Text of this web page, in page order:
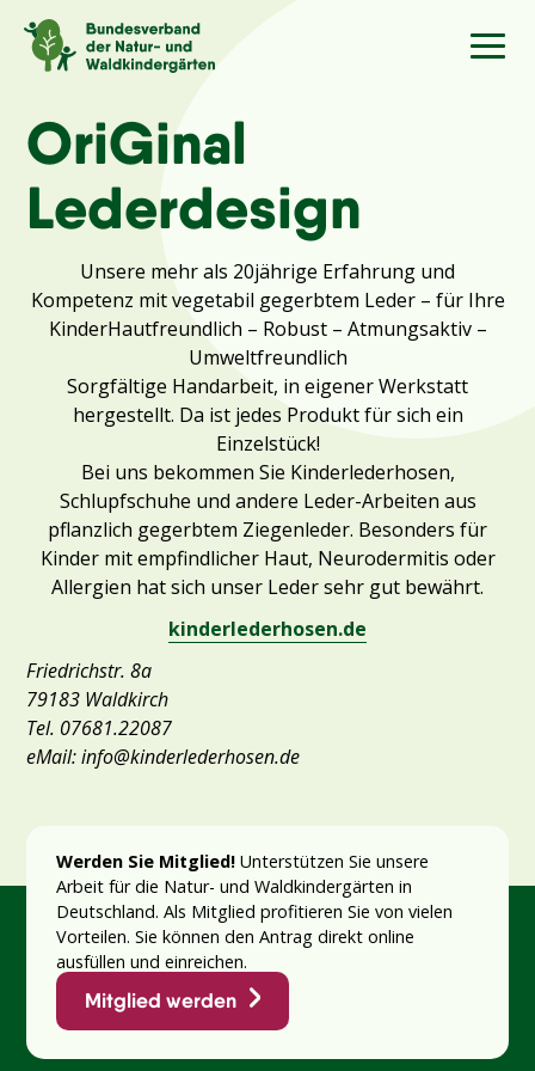
Sprache/Language
Aktuelles
Über uns
Angebote
Kontakt
OriGinal
Lederdesign
Unsere mehr als 20jährige Erfahrung und
Kompetenz mit vegetabil gegerbtem Leder – für Ihre
KinderHautfreundlich – Robust – Atmungsaktiv –
Umweltfreundlich
Sorgfältige Handarbeit, in eigener Werkstatt
hergestellt. Da ist jedes Produkt für sich ein
Einzelstück!
Bei uns bekommen Sie Kinderlederhosen,
Schlupfschuhe und andere Leder-Arbeiten aus
pflanzlich gegerbtem Ziegenleder. Besonders für
Kinder mit empfindlicher Haut, Neurodermitis oder
Allergien hat sich unser Leder sehr gut bewährt.
kinderlederhosen.de
Friedrichstr. 8a
79183 Waldkirch
Tel. 07681.22087
eMail: info@kinderlederhosen.de
Werden Sie Mitglied!Unterstützen Sie unsere
Arbeit für die Natur- und Waldkindergärten in
Deutschland. Als Mitglied profitieren Sie von vielen
Vorteilen. Sie können den Antrag direkt online
ausfüllen und einreichen.
Mitglied werden